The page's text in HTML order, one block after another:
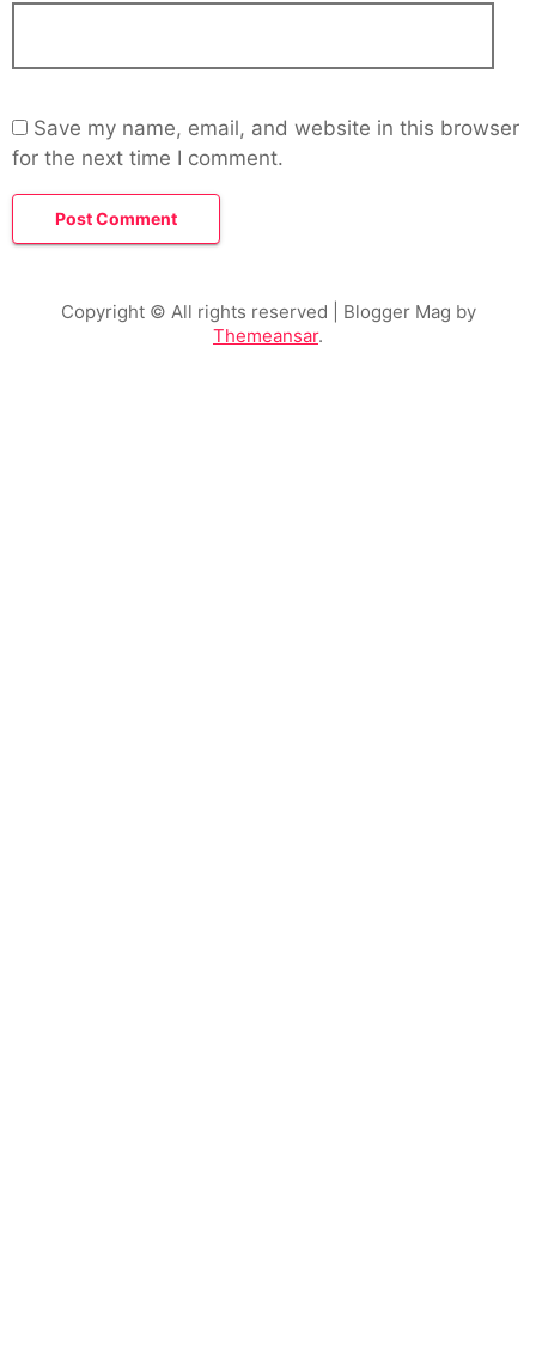
Save my name, email, and website in this browser
for the next time I comment.
Copyright © All rights reserved | Blogger Mag by
Themeansar.